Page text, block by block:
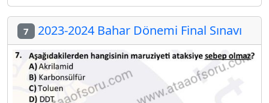
7 2023-2024 Bahar Dönemi Final Sınavı